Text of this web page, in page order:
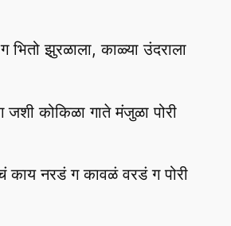
भितो झुरळाला, काळ्या उंदराला
जशी कोकिळा गाते मंजुळा पोरी
काय नरडं ग कावळं वरडं ग पोरी